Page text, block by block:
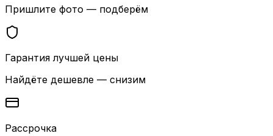
Пришлите фото — подберём
Гарантия лучшей цены
Найдёте дешевле — снизим
Рассрочка